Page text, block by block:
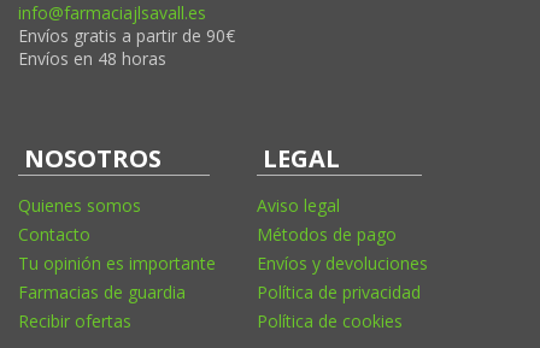
info@farmaciajlsavall.es
Envíos gratis a partir de 90€
Envíos en 48 horas
NOSOTROS
Quienes somos
Contacto
Tu opinión es importante
Farmacias de guardia
Recibir ofertas
LEGAL
Aviso legal
Métodos de pago
Envíos y devoluciones
Política de privacidad
Política de cookies